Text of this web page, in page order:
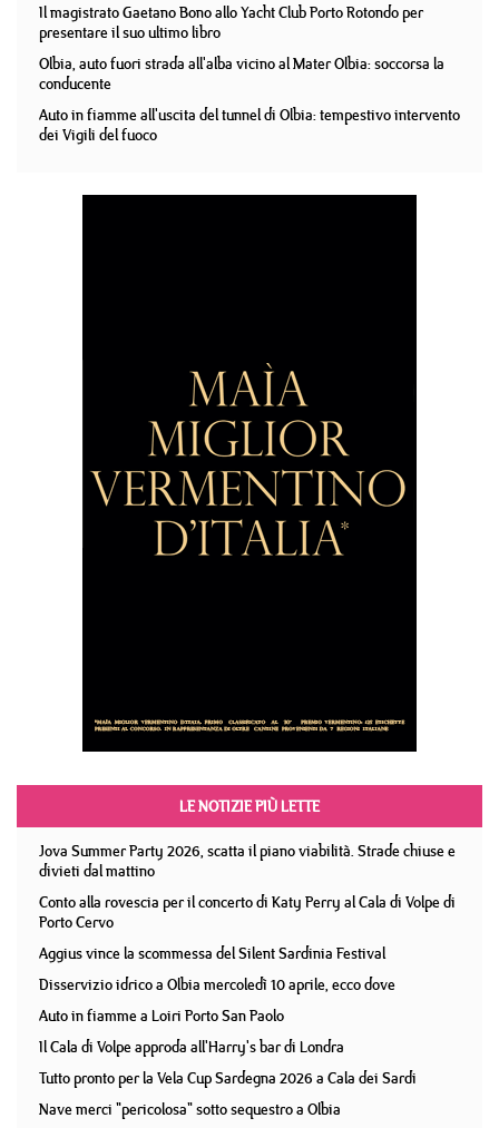
Il magistrato Gaetano Bono allo Yacht Club Porto Rotondo per
presentare il suo ultimo libro
Olbia, auto fuori strada all'alba vicino al Mater Olbia: soccorsa la
conducente
Auto in fiamme all'uscita del tunnel di Olbia: tempestivo intervento
dei Vigili del fuoco
LE NOTIZIE PIÙ LETTE
Jova Summer Party 2026, scatta il piano viabilità. Strade chiuse e
divieti dal mattino
Conto alla rovescia per il concerto di Katy Perry al Cala di Volpe di
Porto Cervo
Aggius vince la scommessa del Silent Sardinia Festival
Disservizio idrico a Olbia mercoledì 10 aprile, ecco dove
Auto in fiamme a Loiri Porto San Paolo
Il Cala di Volpe approda all'Harry's bar di Londra
Tutto pronto per la Vela Cup Sardegna 2026 a Cala dei Sardi
Nave merci "pericolosa" sotto sequestro a Olbia